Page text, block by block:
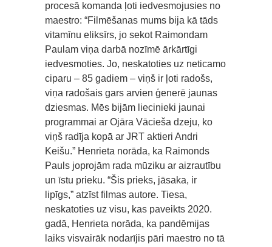
procesā komanda ļoti iedvesmojusies no
maestro: “Filmēšanas mums bija kā tāds
vitamīnu eliksīrs, jo sekot Raimondam
Paulam viņa darbā nozīmē ārkārtīgi
iedvesmoties. Jo, neskatoties uz neticamo
ciparu – 85 gadiem – viņš ir ļoti radošs,
viņa radošais gars arvien ģenerē jaunas
dziesmas. Mēs bijām liecinieki jaunai
programmai ar Ojāra Vācieša dzeju, ko
viņš radīja kopā ar JRT aktieri Andri
Keišu.” Henrieta norāda, ka Raimonds
Pauls joprojām rada mūziku ar aizrautību
un īstu prieku. “Šis prieks, jāsaka, ir
lipīgs,” atzīst filmas autore. Tiesa,
neskatoties uz visu, kas paveikts 2020.
gadā, Henrieta norāda, ka pandēmijas
laiks visvairāk nodarījis pāri maestro no tā